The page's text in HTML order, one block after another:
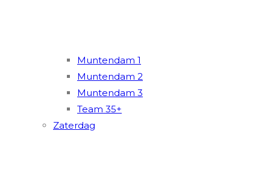
Muntendam 1
Muntendam 2
Muntendam 3
Team 35+
Zaterdag